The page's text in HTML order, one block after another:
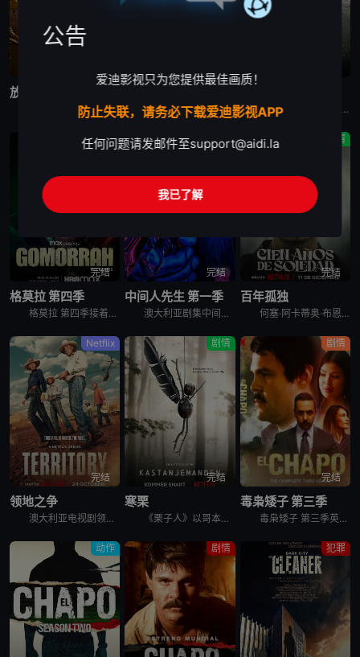
放射危机
在这部灵感来自真实事件的剧集中，物理学家和医生争分夺秒，试图控制大规模放射性灾难，拯救数千人的生命。 剧集《哈利警探》讲述了：奥斯陆发生一系列仪式性谋杀案 ，一位才华横溢的侦探必须解开错综复杂的谜团，克服腐败和自身的心魔，才能抓住凶手。 法国电视剧塔皮 Tapie讲述的是：伯纳德·塔皮，一个野心勃勃的工人阶级男人，成为了法国最具争议的公众人物之一。本剧是关于他的传记历史片
剧情
完结
格莫拉 第四季
格莫拉 第四季接着第三季出乎意料的结局，在第四季，杰尼和帕特莉西娅必须建立新的权力制衡体系，与此同时，恩佐和瓦莱里奥需要巩固他们的帮派在那不勒斯市中心的统治地位。他们两方都将面临新的威胁与敌人。为
喜剧
完结
中间人先生 第一季
澳大利亚剧集中间人先生 第一季英文名为Mr Inbetween Season 1，Scott Ryan主创兼主演﹑Nash Edgerton执导的喜剧《中间人先生 Mr Inbetween》获FX
剧情
完结
百年孤独
何塞·阿卡蒂奥·布恩迪亚和乌苏拉·伊瓜兰这对表兄妹不顾父母的反对结婚了，他们离开了村庄，踏上了寻找新家园的漫长旅程。在朋友和冒险家的陪伴下，他们最终在一条有史前石头的河岸旁建立了一座乌托邦小镇，并
Netflix
完结
领地之争
澳大利亚电视剧领地之争 Territory讲述的是：世界上最大的养牛场没有明确的继任者，而代际冲突可能会导致劳森家族的分裂。察觉到这个曾经盛大的王朝正在衰落后，澳大利亚内地最大的几伙势力（敌对的牛
剧情
完结
寒栗
《栗子人》以哥本哈根宁静的郊外为背景，在十月份一个狂风大作的早晨，警察发现了一件恐怖的事情。一名年轻女子在操场被残忍谋杀，并且她的一只手不见了。她的身旁放了一个用栗子做成的小人。雄心勃勃的年轻侦探
剧情
完结
毒枭矮子 第三季
毒枭矮子 第三季英文名为El Chapo Season 3，是2018年墨西哥剧情剧集。The DEA is alarmed by the expansive growth of El Chapo
动作 剧情 犯罪
公告
爱迪影视只为您提供最佳画质！
防止失联，请务必下载爱迪影视APP
任何问题请发邮件至support@aidi.la
我已了解